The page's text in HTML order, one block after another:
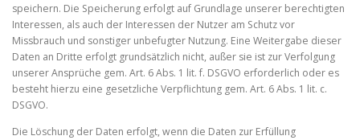
speichern. Die Speicherung erfolgt auf Grundlage unserer berechtigten
Interessen, als auch der Interessen der Nutzer am Schutz vor
Missbrauch und sonstiger unbefugter Nutzung. Eine Weitergabe dieser
Daten an Dritte erfolgt grundsätzlich nicht, außer sie ist zur Verfolgung
unserer Ansprüche gem. Art. 6 Abs. 1 lit. f. DSGVO erforderlich oder es
besteht hierzu eine gesetzliche Verpflichtung gem. Art. 6 Abs. 1 lit. c.
DSGVO.
Die Löschung der Daten erfolgt, wenn die Daten zur Erfüllung